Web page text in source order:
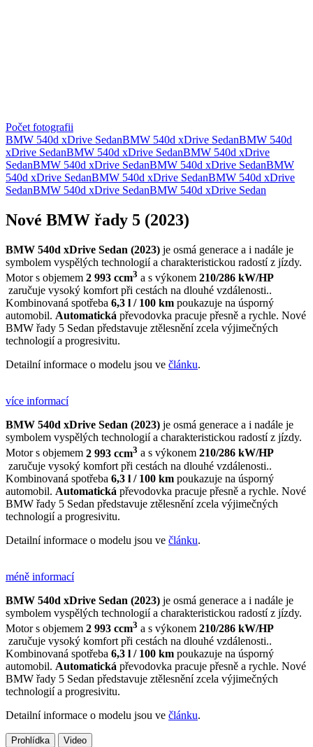
Počet fotografii
BMW 540d xDrive SedanBMW 540d xDrive SedanBMW 540d
xDrive SedanBMW 540d xDrive SedanBMW 540d xDrive
SedanBMW 540d xDrive SedanBMW 540d xDrive SedanBMW
540d xDrive SedanBMW 540d xDrive SedanBMW 540d xDrive
SedanBMW 540d xDrive SedanBMW 540d xDrive Sedan
Nové BMW řady 5 (2023)
BMW 540d xDrive Sedan (2023) je osmá generace a i nadále je
symbolem vyspělých technologií a charakteristickou radostí z jízdy.
Motor s objemem 2 993 ccm3 a s výkonem 210/286 kW/HP
zaručuje vysoký komfort při cestách na dlouhé vzdálenosti..
Kombinovaná spotřeba 6,3 l / 100 km poukazuje na úsporný
automobil. Automatická převodovka pracuje přesně a rychle. Nové
BMW řady 5 Sedan představuje ztělesnění zcela výjimečných
technologií a progresivitu.
Detailní informace o modelu jsou ve článku.
více informací
BMW 540d xDrive Sedan (2023) je osmá generace a i nadále je
symbolem vyspělých technologií a charakteristickou radostí z jízdy.
Motor s objemem 2 993 ccm3 a s výkonem 210/286 kW/HP
zaručuje vysoký komfort při cestách na dlouhé vzdálenosti..
Kombinovaná spotřeba 6,3 l / 100 km poukazuje na úsporný
automobil. Automatická převodovka pracuje přesně a rychle. Nové
BMW řady 5 Sedan představuje ztělesnění zcela výjimečných
technologií a progresivitu.
Detailní informace o modelu jsou ve článku.
méně informací
BMW 540d xDrive Sedan (2023) je osmá generace a i nadále je
symbolem vyspělých technologií a charakteristickou radostí z jízdy.
Motor s objemem 2 993 ccm3 a s výkonem 210/286 kW/HP
zaručuje vysoký komfort při cestách na dlouhé vzdálenosti..
Kombinovaná spotřeba 6,3 l / 100 km poukazuje na úsporný
automobil. Automatická převodovka pracuje přesně a rychle. Nové
BMW řady 5 Sedan představuje ztělesnění zcela výjimečných
technologií a progresivitu.
Detailní informace o modelu jsou ve článku.
Prohlídka Video